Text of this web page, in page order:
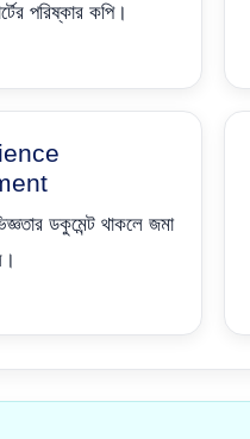
পরিষ্কার কপি।
ডকুমেন্ট থাকলে জমা